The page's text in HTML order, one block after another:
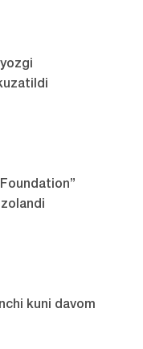
kuni davom